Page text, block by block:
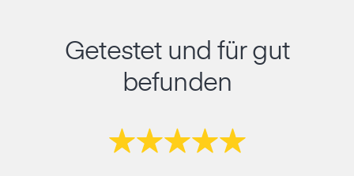
Getestet und für gut
befunden